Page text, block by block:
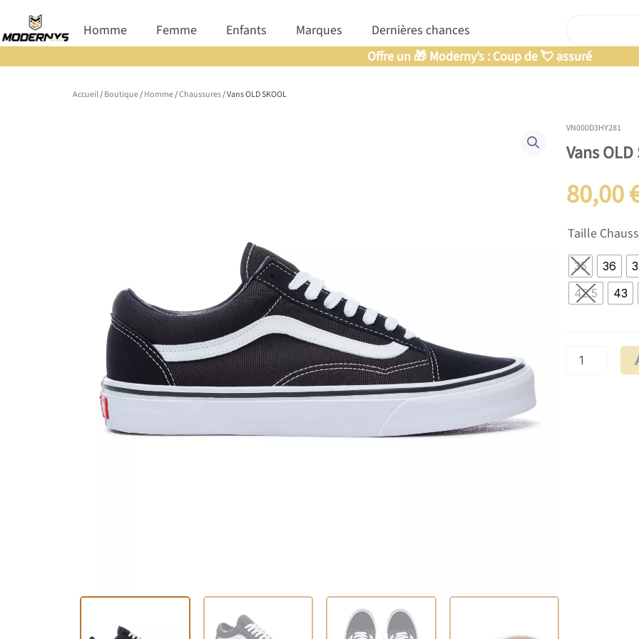
au
contenu
Homme Ouvrir Homme
Femme Ouvrir Femme
Enfants Ouvrir Enfants
Marques Ouvrir Marques
Dernières chances
Offre un 🎁 Moderny’s : Coup de 💘 assuré
Accueil/Boutique/Homme/Chaussures/ Vans OLD SKOOL
VN000D3HY281
Vans OLD
80,00
Taille
35 36
42.5
43
quantité
de
Vans
OLD
SKOOL